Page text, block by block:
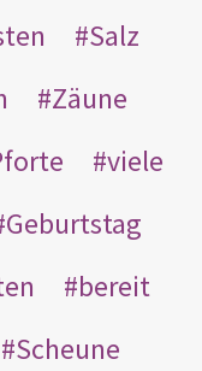
Salz
Zäune
viele
Geburtstag
bereit
Scheune